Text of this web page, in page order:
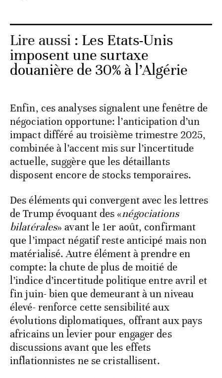
Lire aussi : Les Etats-Unis
imposent une surtaxe
douanière de 30% à l’Algérie
Enfin, ces analyses signalent une fenêtre de
négociation opportune: l’anticipation d’un
impact différé au troisième trimestre 2025,
combinée à l’accent mis sur l’incertitude
actuelle, suggère que les détaillants
disposent encore de stocks temporaires.
Des éléments qui convergent avec les lettres
de Trump évoquant des «négociations
bilatérales» avant le 1er août, confirmant
que l’impact négatif reste anticipé mais non
matérialisé. Autre élément à prendre en
compte: la chute de plus de moitié de
l’indice d’incertitude politique entre avril et
fin juin- bien que demeurant à un niveau
élevé- renforce cette sensibilité aux
évolutions diplomatiques, offrant aux pays
africains un levier pour engager des
discussions avant que les effets
inflationnistes ne se cristallisent.